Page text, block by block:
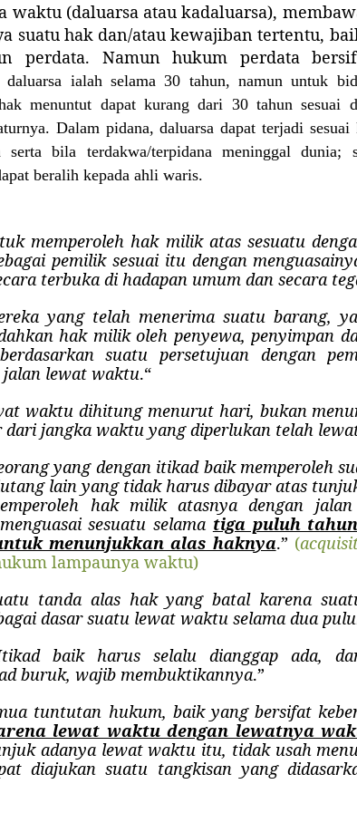
waktu (daluarsa atau kadaluarsa),
suatu hak dan/atau kewajiban tertentu,
perdata. Namun hukum perdata
ialah selama 30 tahun, namun untuk
menuntut dapat kurang dari 30 tahun sesuai
Dalam pidana, daluarsa dapat terjadi sesuai
serta bila terdakwa/terpidana meninggal dunia;
beralih kepada ahli waris.
memperoleh hak milik atas sesuatu
pemilik sesuai itu dengan
terbuka di hadapan umum dan secara
yang telah menerima suatu barang,
hak milik oleh penyewa, penyimpan
suatu persetujuan dengan
jalan lewat waktu.“
waktu dihitung menurut hari, bukan
jangka waktu yang diperlukan telah
yang dengan itikad baik memperoleh
lain yang tidak harus dibayar atas
hak milik atasnya dengan
sesuatu selama tiga puluh
menunjukkan alas haknya.” (
lampaunya waktu)
tanda alas hak yang batal karena
dasar suatu lewat waktu selama dua
baik harus selalu dianggap ada,
buruk, wajib membuktikannya.”
tuntutan hukum, baik yang bersifat
lewat waktu dengan lewatnya
adanya lewat waktu itu, tidak usah
diajukan suatu tangkisan yang